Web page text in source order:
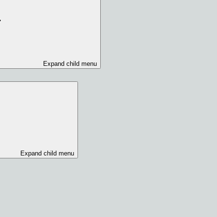
Expand child menu
Expand child menu